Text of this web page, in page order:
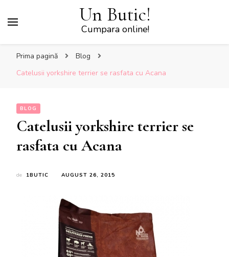
Un Butic!
Cumpara online!
Prima pagină
Blog
Catelusii yorkshire terrier se rasfata cu Acana
BLOG
Catelusii yorkshire terrier se
rasfata cu Acana
de 1BUTIC AUGUST 26, 2015